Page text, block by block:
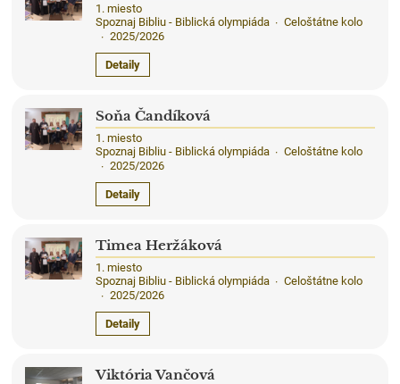
1. miesto
Spoznaj Bibliu - Biblická olympiáda · Celoštátne kolo
· 2025/2026
Detaily
Soňa Čandíková
1. miesto
Spoznaj Bibliu - Biblická olympiáda · Celoštátne kolo
· 2025/2026
Detaily
Timea Heržáková
1. miesto
Spoznaj Bibliu - Biblická olympiáda · Celoštátne kolo
· 2025/2026
Detaily
Viktória Vančová